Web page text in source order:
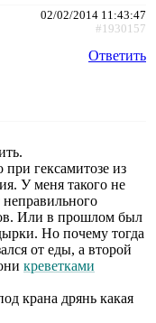
02/02/2014 11:43:47
#1930157
Ответить
гексамитозе из
У меня такого не
Или в прошлом был
Но почему тогда
от еды, а второй
креветками
крана дрянь какая